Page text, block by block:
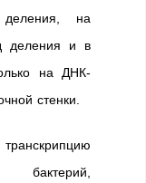
на
деления и в
на ДНК-
стенки.
бактерий,